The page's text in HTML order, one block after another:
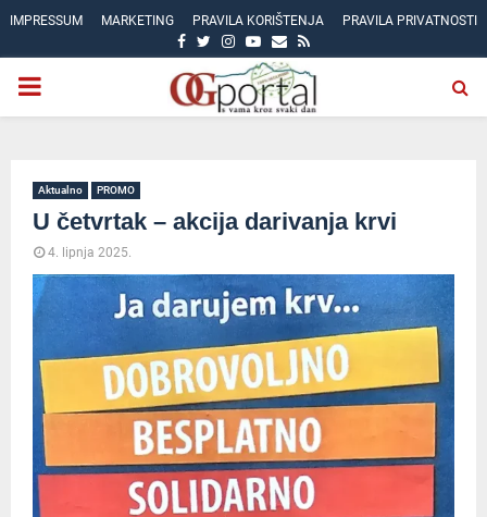
IMPRESSUM MARKETING PRAVILA KORIŠTENJA PRAVILA PRIVATNOSTI
FACEBOOK
TWITTER
INSTAGRAM
YOUTUBE
EMAIL
RSS
PRIMARY
Aktualno PROMO
U četvrtak – akcija darivanja krvi
4. lipnja 2025.